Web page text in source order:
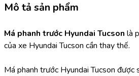
Mô tả sản phẩm
Má phanh trước Hyundai Tucson là
của xe Hyundai Tucson cần thay thế.
Má phanh trước Hyundai Tucson được